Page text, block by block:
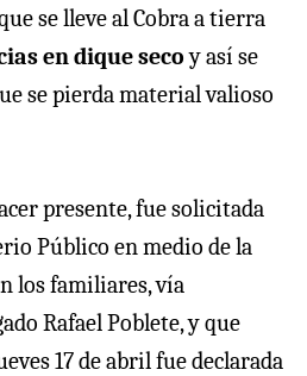
se lleve al Cobra a tierra
en dique secoy así se
se pierda material valioso
presente, fue solicitada
Público en medio de la
los familiares, vía
Rafael Poblete, y que
17 de abril fue declarada